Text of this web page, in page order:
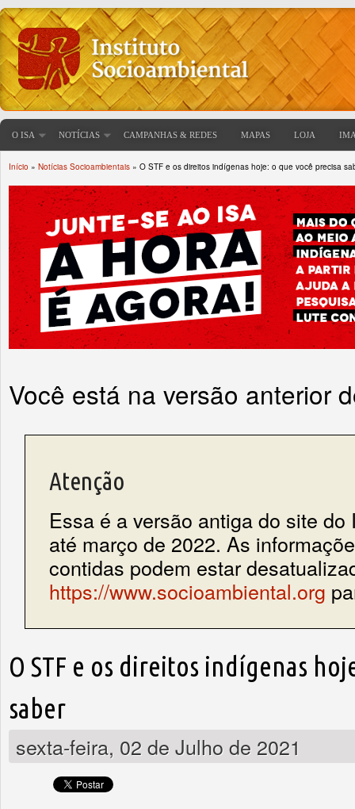
O ISA NOTÍCIAS CAMPANHAS & REDES MAPAS LOJA
Início » Notícias Socioambientais » O STF e os direitos indígenas hoje: o que você precisa
Você está na versão anterior
Atenção
Essa é a versão antiga do site do
até março de 2022. As
contidas podem estar
https://www.socioambiental.org
O STF e os direitos indígenas
saber
sexta-feira, 02 de Julho de 2021